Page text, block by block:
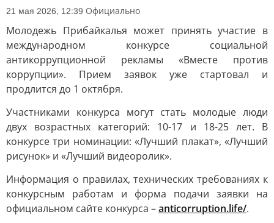
21 мая 2026, 12:39 Официально
Молодежь Прибайкалья может принять участие в
международном конкурсе социальной
антикоррупционной рекламы «Вместе против
коррупции». Прием заявок уже стартовал и
продлится до 1 октября.
Участниками конкурса могут стать молодые люди
двух возрастных категорий: 10-17 и 18-25 лет. В
конкурсе три номинации: «Лучший плакат», «Лучший
рисунок» и «Лучший видеоролик».
Информация о правилах, технических требованиях к
конкурсным работам и форма подачи заявки на
официальном сайте конкурса –anticorruption.life/.